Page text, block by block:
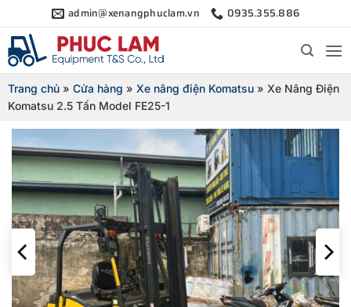
qua
nội
dung
admin@xenangphuclam.vn 0935.355.886
Trang chủ » Cửa hàng » Xe nâng điện Komatsu » Xe Nâng Điện
Komatsu 2.5 Tấn Model FE25-1